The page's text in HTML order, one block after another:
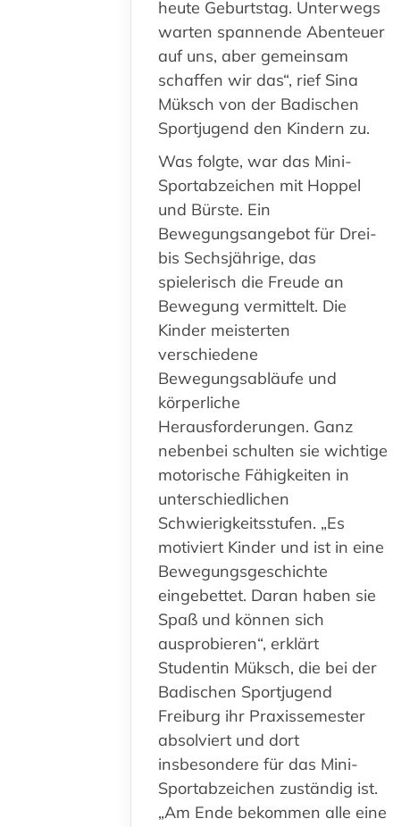
heute Geburtstag. Unterwegs
warten spannende Abenteuer
auf uns, aber gemeinsam
schaffen wir das“, rief Sina
Müksch von der Badischen
Sportjugend den Kindern zu.
Was folgte, war das Mini-
Sportabzeichen mit Hoppel
und Bürste. Ein
Bewegungsangebot für Drei-
bis Sechsjährige, das
spielerisch die Freude an
Bewegung vermittelt. Die
Kinder meisterten
verschiedene
Bewegungsabläufe und
körperliche
Herausforderungen. Ganz
nebenbei schulten sie wichtige
motorische Fähigkeiten in
unterschiedlichen
Schwierigkeitsstufen. „Es
motiviert Kinder und ist in eine
Bewegungsgeschichte
eingebettet. Daran haben sie
Spaß und können sich
ausprobieren“, erklärt
Studentin Müksch, die bei der
Badischen Sportjugend
Freiburg ihr Praxissemester
absolviert und dort
insbesondere für das Mini-
Sportabzeichen zuständig ist.
„Am Ende bekommen alle eine